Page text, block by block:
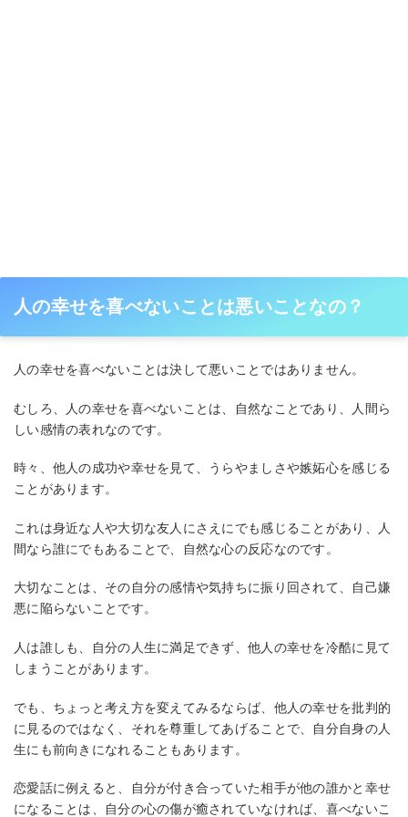
人の幸せを喜べないことは悪いことなの？
人の幸せを喜べないことは決して悪いことではありません。
むしろ、人の幸せを喜べないことは、自然なことであり、人間ら
しい感情の表れなのです。
時々、他人の成功や幸せを見て、うらやましさや嫉妬心を感じる
ことがあります。
これは身近な人や大切な友人にさえにでも感じることがあり、人
間なら誰にでもあることで、自然な心の反応なのです。
大切なことは、その自分の感情や気持ちに振り回されて、自己嫌
悪に陥らないことです。
人は誰しも、自分の人生に満足できず、他人の幸せを冷酷に見て
しまうことがあります。
でも、ちょっと考え方を変えてみるならば、他人の幸せを批判的
に見るのではなく、それを尊重してあげることで、自分自身の人
生にも前向きになれることもあります。
恋愛話に例えると、自分が付き合っていた相手が他の誰かと幸せ
になることは、自分の心の傷が癒されていなければ、喜べないこ